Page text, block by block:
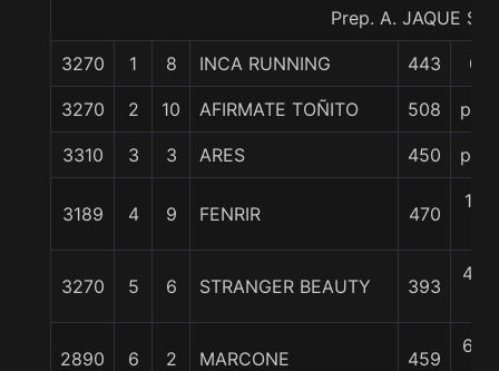
Prep. A. JAQUE S.
3270 1 8 INCA RUNNING 443 0/0
3270 2 10 AFIRMATE TOÑITO 508
3310 3 3 ARES 450
3189 4 9 FENRIR 470
1 1/
3270 5 6 STRANGER BEAUTY 393
4 1/
2890 6 2 MARCONE 459
6 1/